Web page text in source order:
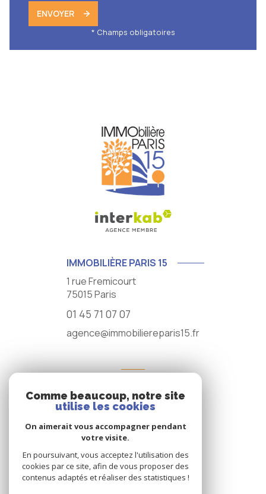
ENVOYER
* Champs obligatoires
IMMOBILIÈRE PARIS 15
1 rue Fremicourt
75015Paris
01 45 71 07 07
agence@immobiliereparis15.fr
NOUS SUIVRE
Comme beaucoup, notre site
utilise les cookies
On aimerait vous accompagner pendant
votre visite.
En poursuivant, vous acceptez l'utilisation des
cookies par ce site, afin de vous proposer des
contenus adaptés et réaliser des statistiques !